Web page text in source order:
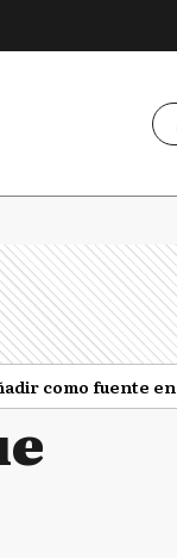
como fuente en